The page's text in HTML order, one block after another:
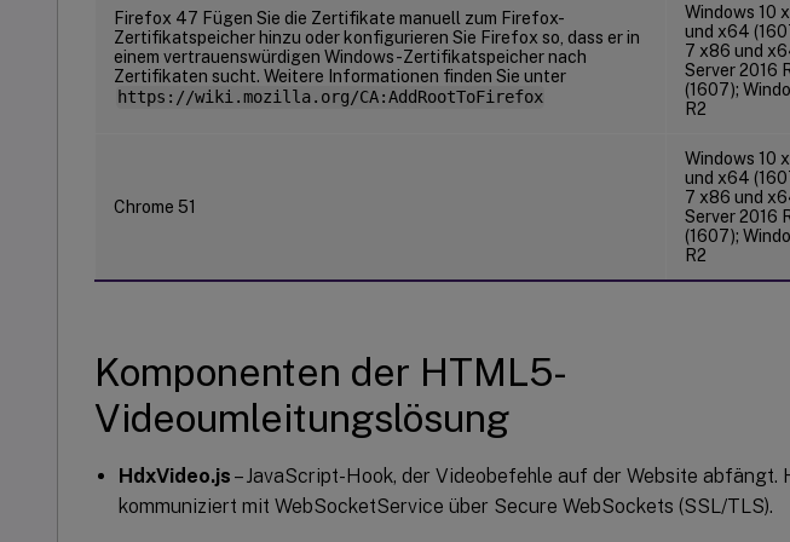
Firefox 47 Fügen Sie die Zertifikate manuell zum Firefox-
Zertifikatspeicher hinzu oder konfigurieren Sie Firefox so, dass er in
einem vertrauenswürdigen Windows-Zertifikatspeicher nach
Zertifikaten sucht. Weitere Informationen finden Sie unter
https://wiki.mozilla.org/CA:AddRootToFirefox
Windows 10
und x64
7 x86 und
Server 2016
(1607);
R2
Chrome 51
Windows 10
und x64
7 x86 und
Server 2016
(1607);
R2
Komponenten der HTML5-
Videoumleitungslösung
HdxVideo.js – JavaScript-Hook, der Videobefehle auf der Website abfängt.
kommuniziert mit WebSocketService über Secure WebSockets (SSL/TLS).